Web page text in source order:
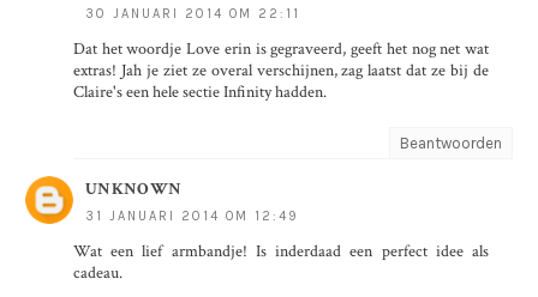
30 JANUARI 2014 OM 22:11
Dat het woordje Love erin is gegraveerd, geeft het nog net wat
extras! Jah je ziet ze overal verschijnen, zag laatst dat ze bij de
Claire's een hele sectie Infinity hadden.
Beantwoorden
UNKNOWN
31 JANUARI 2014 OM 12:49
Wat een lief armbandje! Is inderdaad een perfect idee als
cadeau.